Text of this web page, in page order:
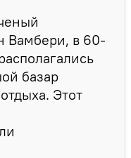
Вамбери, в 60-
базар
Этот